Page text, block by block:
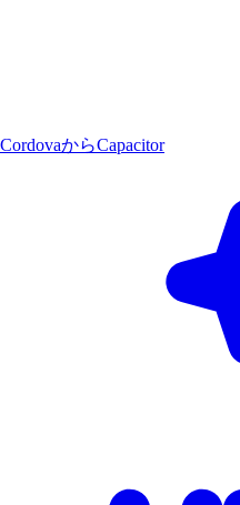
CordovaからCapacitor